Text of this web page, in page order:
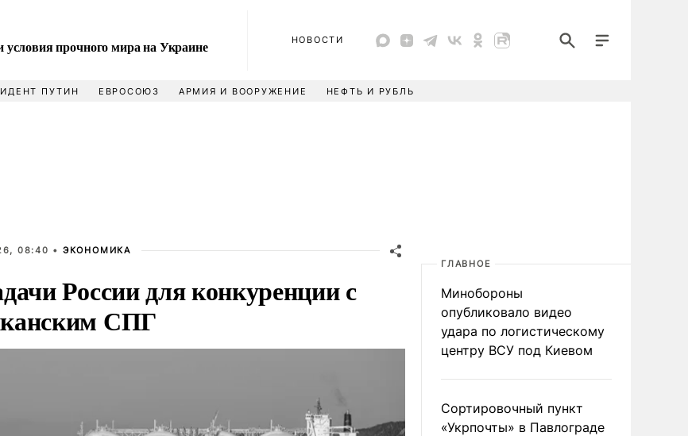
прочного мира на Украине НОВОСТИ
ПУТИН ЕВРОСОЮЗ АРМИЯ И ВООРУЖЕНИЕ НЕФТЬ И РУБЛЬ
08:40 • ЭКОНОМИКА
России для конкуренции с
СПГ
ГЛАВНОЕ
Минобороны
опубликовало видео
удара по логистическому
центру ВСУ под Киевом
Сортировочный пункт
«Укрпочты» в Павлограде